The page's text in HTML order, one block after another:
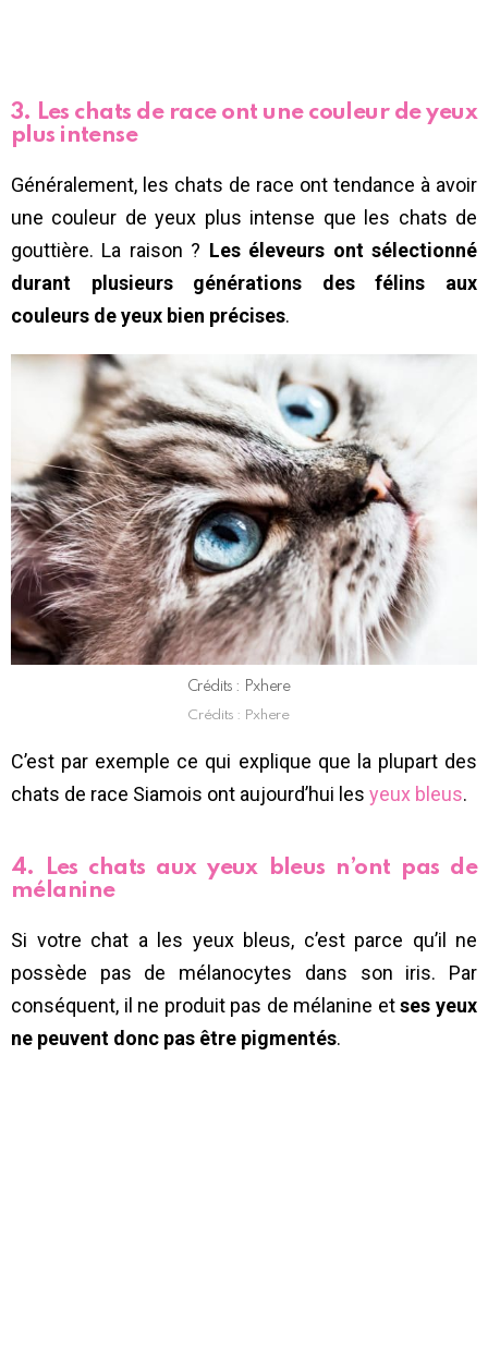
3. Les chats de race ont une couleur de yeux
plus intense
Généralement, les chats de race ont tendance à avoir
une couleur de yeux plus intense que les chats de
gouttière. La raison ? Les éleveurs ont sélectionné
durant plusieurs générations des félins aux
couleurs de yeux bien précises.
Crédits : Pxhere
Crédits : Pxhere
C’est par exemple ce qui explique que la plupart des
chats de race Siamois ont aujourd’hui les yeux bleus.
4. Les chats aux yeux bleus n’ont pas de
mélanine
Si votre chat a les yeux bleus, c’est parce qu’il ne
possède pas de mélanocytes dans son iris. Par
conséquent, il ne produit pas de mélanine etses yeux
ne peuvent donc pas être pigmentés.